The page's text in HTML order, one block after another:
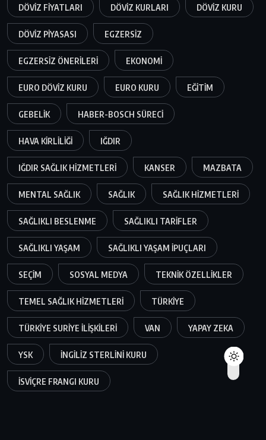
DÖVIZ FIYATLARI DÖVIZ KURLARI DÖVIZ KURU
DÖVIZ PIYASASI EGZERSIZ
EGZERSIZ ÖNERILERI EKONOMI
EURO DÖVIZ KURU EURO KURU EĞITIM
GEBELIK HABER-BOSCH SÜRECI
HAVA KIRLILIĞI IĞDIR
IĞDIR SAĞLIK HIZMETLERI KANSER MAZBATA
MENTAL SAĞLIK SAĞLIK SAĞLIK HIZMETLERI
SAĞLIKLI BESLENME SAĞLIKLI TARIFLER
SAĞLIKLI YAŞAM SAĞLIKLI YAŞAM IPUÇLARI
SEÇIM SOSYAL MEDYA TEKNIK ÖZELLIKLER
TEMEL SAĞLIK HIZMETLERI TÜRKIYE
TÜRKIYE SURIYE ILIŞKILERI VAN YAPAY ZEKA
YSK İNGILIZ STERLINI KURU
İSVIÇRE FRANGI KURU